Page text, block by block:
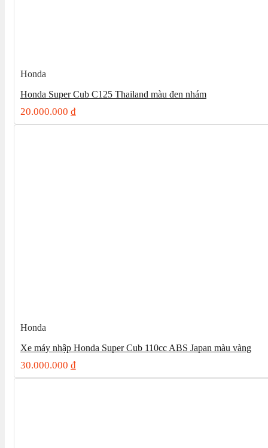
Honda
Honda Super Cub C125 Thailand màu đen nhám
20.000.000 ₫
Honda
Xe máy nhập Honda Super Cub 110cc ABS Japan màu vàng
30.000.000 ₫